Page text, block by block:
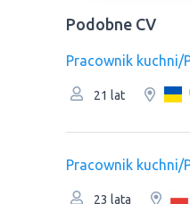
Podobne CV
Pracownik kuchni/
21 lat
Pracownik kuchni/
23 lata